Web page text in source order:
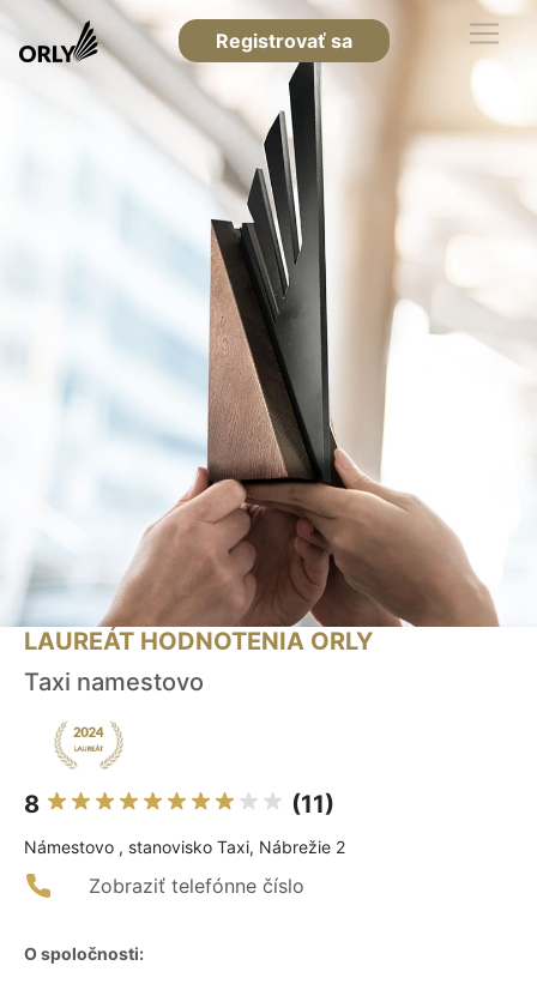
Registrovať sa
LAUREÁT HODNOTENIA ORLY
Taxi namestovo
8 (11)
Námestovo , stanovisko Taxi, Nábrežie 2
Zobraziť telefónne číslo
O spoločnosti: